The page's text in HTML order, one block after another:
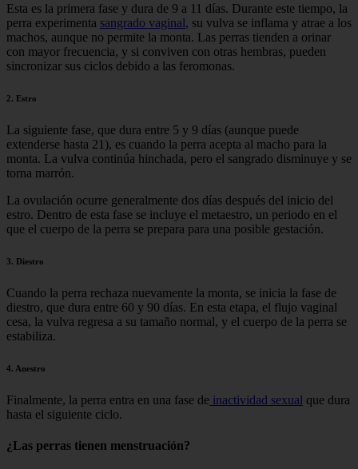
Esta es la primera fase y dura de 9 a 11 días. Durante este tiempo, la
perra experimenta sangrado vaginal, su vulva se inflama y atrae a los
machos, aunque no permite la monta. Las perras tienden a orinar
con mayor frecuencia, y si conviven con otras hembras, pueden
sincronizar sus ciclos debido a las feromonas.
2. Estro
La siguiente fase, que dura entre 5 y 9 días (aunque puede
extenderse hasta 21), es cuando la perra acepta al macho para la
monta. La vulva continúa hinchada, pero el sangrado disminuye y se
torna marrón.
La ovulación ocurre generalmente dos días después del inicio del
estro. Dentro de esta fase se incluye el metaestro, un periodo en el
que el cuerpo de la perra se prepara para una posible gestación.
3. Diestro
Cuando la perra rechaza nuevamente la monta, se inicia la fase de
diestro, que dura entre 60 y 90 días. En esta etapa, el flujo vaginal
cesa, la vulva regresa a su tamaño normal, y el cuerpo de la perra se
estabiliza.
4. Anestro
Finalmente, la perra entra en una fase de inactividad sexual que dura
hasta el siguiente ciclo.
¿Las perras tienen menstruación?